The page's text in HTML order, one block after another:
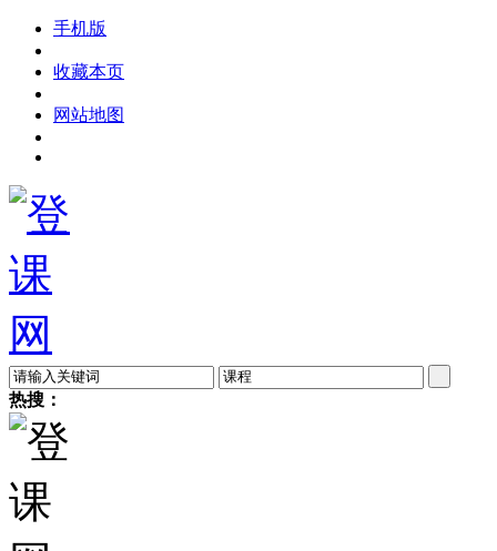
手机版
收藏本页
网站地图
热搜：